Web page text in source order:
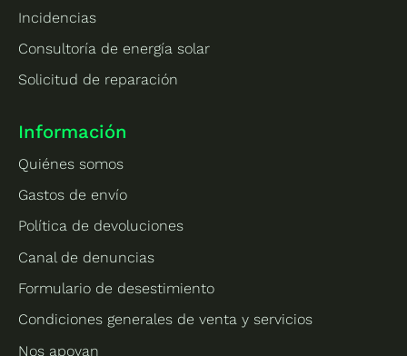
Incidencias
Consultoría de energía solar
Solicitud de reparación
Información
Quiénes somos
Gastos de envío
Política de devoluciones
Canal de denuncias
Formulario de desestimiento
Condiciones generales de venta y servicios
Nos apoyan